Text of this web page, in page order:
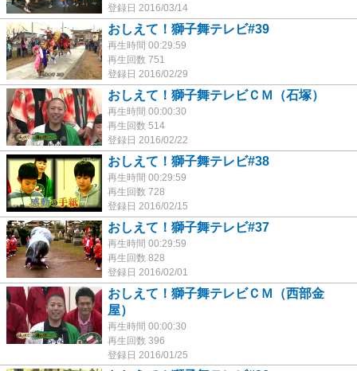
登録日 2016/03/14
おしえて！獅子舞テレビ#39
再生時間 00:29:59
再生回数 751
登録日 2016/02/29
おしえて！獅子舞テレビＣＭ（石塚）
再生時間 00:00:30
再生回数 514
登録日 2016/02/22
おしえて！獅子舞テレビ#38
再生時間 00:29:59
再生回数 728
登録日 2016/02/15
おしえて！獅子舞テレビ#37
再生時間 00:29:59
再生回数 828
登録日 2016/02/01
おしえて！獅子舞テレビＣＭ（西部金
屋）
再生時間 00:00:30
再生回数 396
登録日 2016/01/25